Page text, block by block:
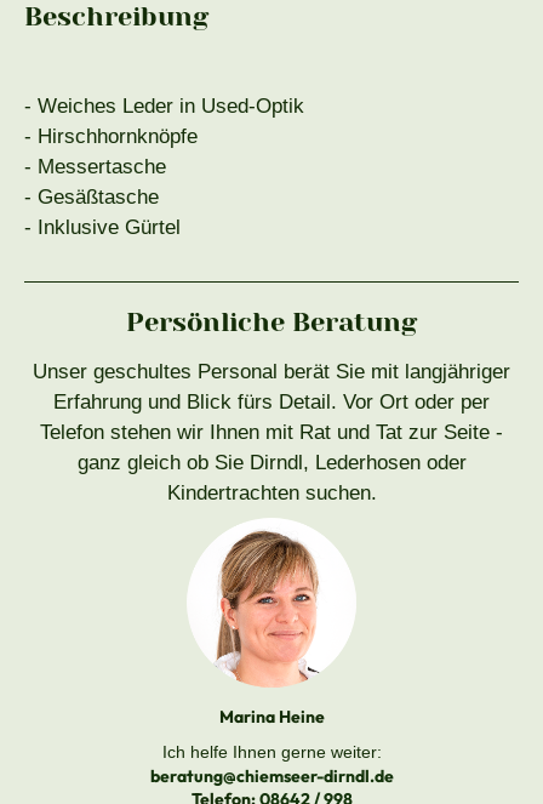
Beschreibung
- Weiches Leder in Used-Optik
- Hirschhornknöpfe
- Messertasche
- Gesäßtasche
- Inklusive Gürtel
Persönliche Beratung
Unser geschultes Personal berät Sie mit langjähriger
Erfahrung und Blick fürs Detail. Vor Ort oder per
Telefon stehen wir Ihnen mit Rat und Tat zur Seite -
ganz gleich ob Sie Dirndl, Lederhosen oder
Kindertrachten suchen.
Marina Heine
Ich helfe Ihnen gerne weiter:
beratung@chiemseer-dirndl.de
Telefon:08642 / 998